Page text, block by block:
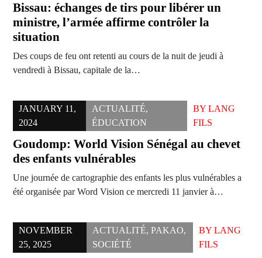
Bissau: échanges de tirs pour libérer un
ministre, l’armée affirme contrôler la
situation
Des coups de feu ont retenti au cours de la nuit de jeudi à
vendredi à Bissau, capitale de la…
JANUARY 11,
2024
ACTUALITÉ,
ÉDUCATION
BYLANG
FILS
Goudomp: World Vision Sénégal au chevet
des enfants vulnérables
Une journée de cartographie des enfants les plus vulnérables a
été organisée par Word Vision ce mercredi 11 janvier à…
NOVEMBER
25, 2025
ACTUALITÉ,PAKAO,
SOCIÉTÉ
BY LANG
FILS